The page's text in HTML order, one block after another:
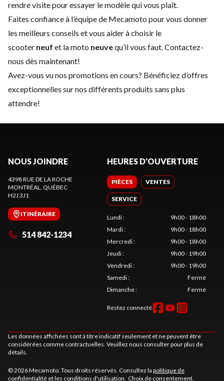
rendre visite pour essayer le modèle qui vous plaît.
Faites confiance à l’équipe de Mecamoto pour vous donner
les meilleurs conseils et vous aider à choisir le
scooter neuf et la moto neuvequ’il vous faut.Contactez-
nous dès maintenant!
Avez-vous vu nos promotions en cours? Bénéficiez d’offres
exceptionnelles sur nos différents produits sans plus
attendre!
NOUS JOINDRE
4398 RUE DE LA ROCHE
MONTRÉAL, QUÉBEC
H2J 3J1
ITINÉRAIRE
514 842-1234
HEURES D'OUVERTURE
PIÈCES VENTES
SERVICE
Lundi:
9h00 - 18h00
Mardi:
9h00 - 18h00
Mercredi:
9h00 - 18h00
Jeudi:
9h00 - 19h00
Vendredi:
9h00 - 19h00
Samedi:
Fermé
Dimanche: Fermé
Restez connecté
Les données affichées sont à titre indicatif seulement et ne peuvent être
considérées comme contractuelles. Veuillez nous consulter pour plus de
détails.
© 2026 Mecamoto. Tous droits réservés. Consultez la politique de
confidentialité et les conditions d'utilisation. Choix de consentement.